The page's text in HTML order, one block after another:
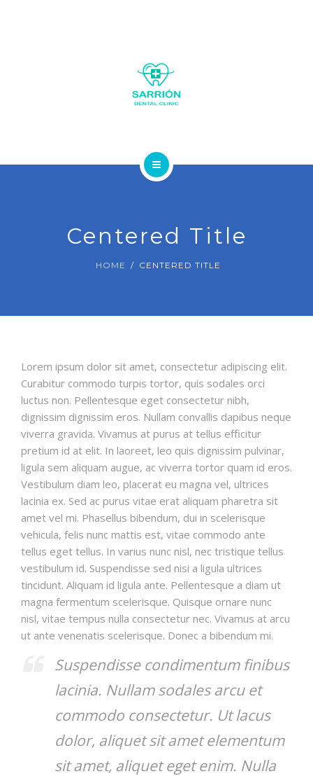
ODONTOLOGÍA HOLÍSTICA
Centered Title
HOME CENTERED TITLE
Lorem ipsum dolor sit amet, consectetur adipiscing elit.
Curabitur commodo turpis tortor, quis sodales orci
luctus non. Pellentesque eget consectetur nibh,
dignissim dignissim eros. Nullam convallis dapibus neque
viverra gravida. Vivamus at purus at tellus efficitur
pretium id at elit. In laoreet, leo quis dignissim pulvinar,
ligula sem aliquam augue, ac viverra tortor quam id eros.
Vestibulum diam leo, placerat eu magna vel, ultrices
lacinia ex. Sed ac purus vitae erat aliquam pharetra sit
amet vel mi. Phasellus bibendum, dui in scelerisque
vehicula, felis nunc mattis est, vitae commodo ante
tellus eget tellus. In varius nunc nisl, nec tristique tellus
vestibulum id. Suspendisse sed nisi a ligula ultrices
tincidunt. Aliquam id ligula ante. Pellentesque a diam ut
magna fermentum scelerisque. Quisque ornare nunc
nisl, vitae tempus nulla consectetur nec. Vivamus at arcu
ut ante venenatis scelerisque. Donec a bibendum mi.
Suspendisse condimentum finibus
lacinia. Nullam sodales arcu et
commodo consectetur. Ut lacus
dolor, aliquet sit amet elementum
sit amet, aliquet eget enim. Nulla